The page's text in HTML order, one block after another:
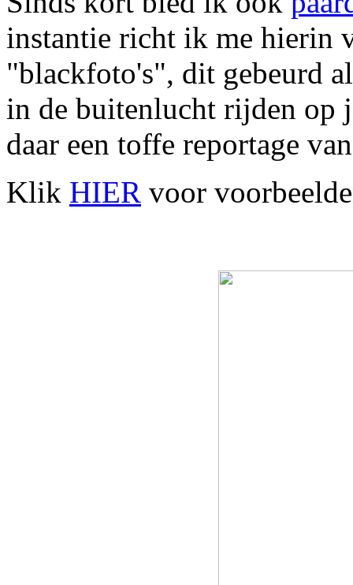
instantie richt ik me hierin
"blackfoto's", dit gebeurd
in de buitenlucht rijden op
daar een toffe reportage
Klik HIER voor